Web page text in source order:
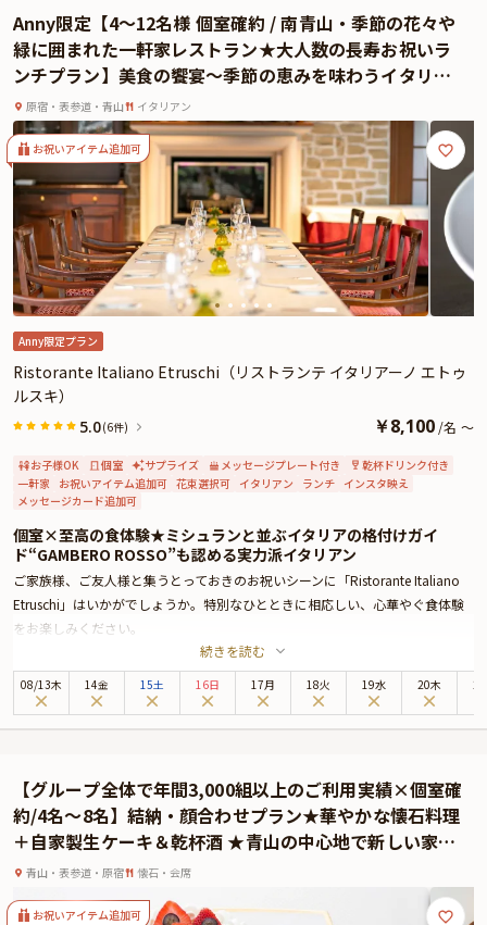
本プランでお召し上がりいただくのは、シェフ渾身のフレンチコース全9品。
さらに特典として、乾杯シャンパンとホールケーキもご用意しております。厳
選旬食材を使用したお料理の数々は、素材の魅力を存分に感じられる、珠玉の
味わいです。本格フランス料理に独創的なエッセンスが響き渡る、唯一無二の
食体験をお楽しみください。
★とっておきの演出が叶うオプション★
「レストラン・ランス・ヤナギダテ」のお祝いプランでは、Anny限定の花束や
メッセージカード、ギフトをオプションとしてお付けすることができます。メ
ッセージカードは着席時に、ギフトはデザートタイムにご予約主様にお渡し致
しますので、サプライズ演出にお役立てください。とっておきのお祝いシーン
を心を込めてお手伝いいたします。
Anny限定【4〜12名様 個室確約 / 南青山・季節の花々や
緑に囲まれた一軒家レストラン★大人数の長寿お祝いラ
ンチプラン】美食の饗宴〜季節の恵みを味わうイタリア
ンコース＋乾杯ドリンク＋メッセージプレート★表参道
駅徒歩3分
原宿・表参道・青山 イタリアン
お祝いアイテム追加可
Anny限定プラン
Ristorante Italiano Etruschi（リストランテ イタリアーノ エトゥ
ルスキ）
5.0(6件) ￥8,100 /名 ～
お子様OK 個室 サプライズ メッセージプレート付き
乾杯ドリンク付き
一軒家 お祝いアイテム追加可 花束選択可 イタリアン ランチ インスタ映え
メッセージカード追加可
個室×至高の食体験★ミシュランと並ぶイタリアの格付けガイ
ド“GAMBERO ROSSO”も認める実力派イタリアン
ご家族様、ご友人様と集うとっておきのお祝いシーンに「Ristorante Italiano
Etruschi」はいかがでしょうか。特別なひとときに相応しい、心華やぐ食体験
をお楽しみください。
「Ristorante Italiano Etruschi」は、表参道駅徒歩3分、南青山の閑静なエリア
に佇む本格イタリア料理店。季節の花々や緑に囲まれた一軒家レストランは趣
があり、店内に一歩足を踏み入れると、そこには都会の喧騒から離れた優美な
は、特別な思い出となることでしょう。
本プランでお召し上がりいただくのは、パスタ、メインを選べる全5品のコー
ス“TERRA”または、旬の食材を使用したWパスタWメインの全8品のコー
ス“CIELO”。さらに特典として、乾杯ドリンクとメッセージ付きプレートをご
用意しております。厳選食材を使用したお料理の数々は、素材の魅力を存分に
感じられる、珠玉の味わいです。伝統を重んじながらも、自然の恵みを丁寧に
続きを読む
08/13木 14金 15土 16日 17月 18火 19水 20木
【グループ全体で年間3,000組以上のご利用実績×個室確
約/4名～8名】結納・顔合わせプラン★華やかな懐石料理
＋自家製生ケーキ＆乾杯酒 ★青山の中心地で新しい家族
の誕生を祝う★2026年ゴールデンウィークなど連休のお
集りに最適★
青山・表参道・原宿 懐石・会席
お祝いアイテム追加可